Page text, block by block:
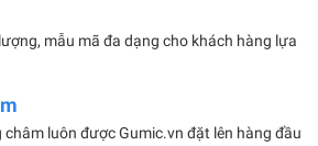
mẫu mã đa dạng cho khách hàng lựa
châm luôn được Gumic.vn đặt lên hàng đầu